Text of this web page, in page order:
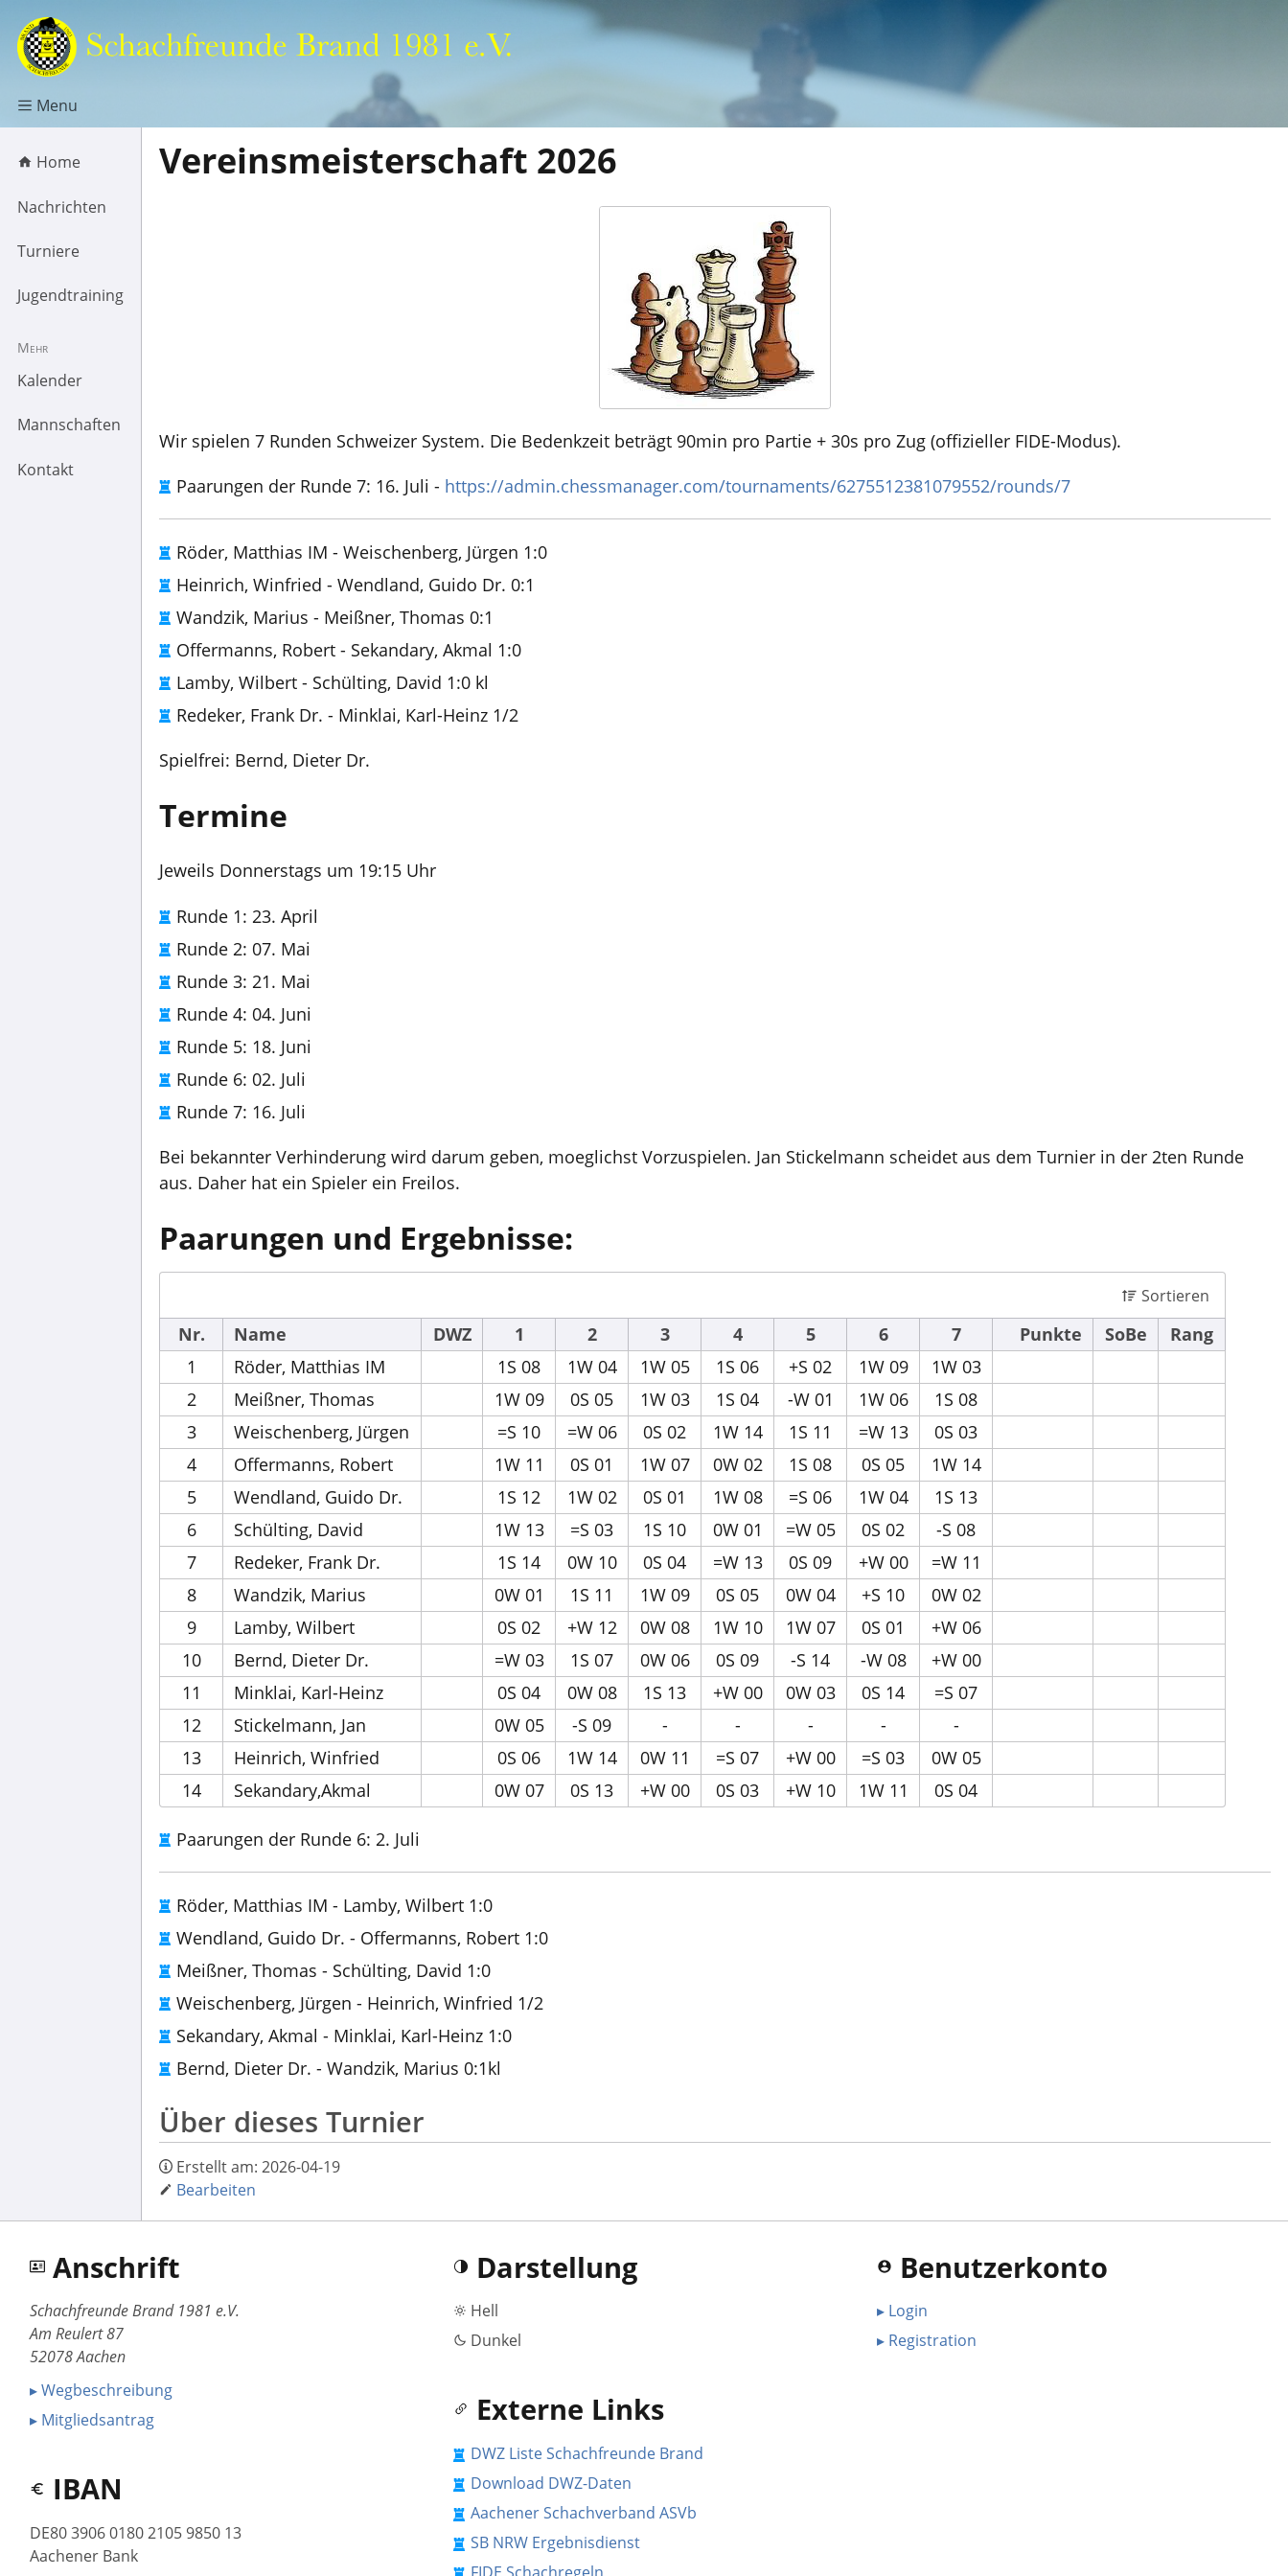
Menu
Home
Nachrichten
Turniere
Jugendtraining
Mehr
Kalender
Mannschaften
Kontakt
Vereinsmeisterschaft 2026
Wir spielen 7 Runden Schweizer System. Die Bedenkzeit beträgt 90min pro Partie + 30s pro Zug (offizieller FIDE-Modus).
Paarungen der Runde 7: 16. Juli - https://admin.chessmanager.com/tournaments/6275512381079552/rounds/7
Röder, Matthias IM - Weischenberg, Jürgen 1:0
Heinrich, Winfried - Wendland, Guido Dr. 0:1
Wandzik, Marius - Meißner, Thomas 0:1
Offermanns, Robert - Sekandary, Akmal 1:0
Lamby, Wilbert - Schülting, David 1:0 kl
Redeker, Frank Dr. - Minklai, Karl-Heinz 1/2
Spielfrei: Bernd, Dieter Dr.
Termine
Jeweils Donnerstags um 19:15 Uhr
Runde 1: 23. April
Runde 2: 07. Mai
Runde 3: 21. Mai
Runde 4: 04. Juni
Runde 5: 18. Juni
Runde 6: 02. Juli
Runde 7: 16. Juli
Bei bekannter Verhinderung wird darum geben, moeglichst Vorzuspielen. Jan Stickelmann scheidet aus dem Turnier in der 2ten Runde
aus. Daher hat ein Spieler ein Freilos.
Paarungen und Ergebnisse:
Sortieren
Nr. Name DWZ 1 2 3 4 5 6 7 Punkte SoBe
Rang
1
Röder, Matthias IM 1S 08 1W 04 1W 05 1S 06 +S 02 1W 09
1W 03
2
Meißner, Thomas 1W 09 0S 05 1W 03 1S 04 -W 01 1W 06
1S 08
3
Weischenberg, Jürgen =S 10 =W 06 0S 02 1W 14 1S 11 =W 13
0S 03
4
Offermanns, Robert 1W 11 0S 01 1W 07 0W 02 1S 08 0S 05
1W 14
5
Wendland, Guido Dr. 1S 12 1W 02 0S 01 1W 08 =S 06 1W 04
1S 13
6
Schülting, David 1W 13 =S 03 1S 10 0W 01 =W 05 0S 02
-S 08
7
Redeker, Frank Dr. 1S 14 0W 10 0S 04 =W 13 0S 09 +W 00
=W 11
8
Wandzik, Marius 0W 01 1S 11 1W 09 0S 05 0W 04 +S 10
0W 02
9
Lamby, Wilbert 0S 02 +W 12 0W 08 1W 10 1W 07 0S 01
+W 06
10
Bernd, Dieter Dr. =W 03 1S 07 0W 06 0S 09 -S 14 -W 08
+W 00
11
Minklai, Karl-Heinz 0S 04 0W 08 1S 13 +W 00 0W 03 0S 14
=S 07
12
Stickelmann, Jan 0W 05 -S 09 - - - -
-
13
Heinrich, Winfried 0S 06 1W 14 0W 11 =S 07 +W 00 =S 03
0W 05
14
Sekandary,Akmal 0W 07 0S 13 +W 00 0S 03 +W 10 1W 11 0S 04
Paarungen der Runde 6: 2. Juli
Röder, Matthias IM - Lamby, Wilbert 1:0
Wendland, Guido Dr. - Offermanns, Robert 1:0
Meißner, Thomas - Schülting, David 1:0
Weischenberg, Jürgen - Heinrich, Winfried 1/2
Sekandary, Akmal - Minklai, Karl-Heinz 1:0
Bernd, Dieter Dr. - Wandzik, Marius 0:1kl
Über dieses Turnier
Erstellt am:2026-04-19
Bearbeiten
Anschrift
Schachfreunde Brand 1981 e.V.
Am Reulert 87
52078 Aachen
▸ Wegbeschreibung
▸ Mitgliedsantrag
IBAN
DE80 3906 0180 2105 9850 13
Aachener Bank
Darstellung
Hell
Dunkel
Externe Links
DWZ Liste Schachfreunde Brand
Download DWZ-Daten
Aachener Schachverband ASVb
SB NRW Ergebnisdienst
Benutzerkonto
▸ Login
▸ Registration